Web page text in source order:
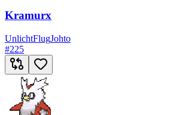
Kramurx
UnlichtFlugJohto
#225